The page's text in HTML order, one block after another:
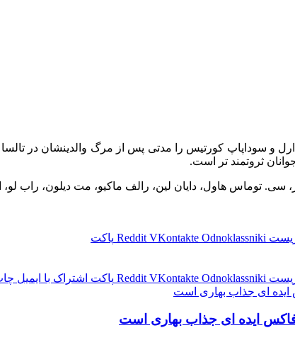
ثروتمند تر است.
Reddit VKontakte Odnoklassniki
پاکت
Reddit VKontakte Odnoklassniki پاکت اشتراک با ایمیل
ایده ای جذاب بهاری است
ایده ای جذاب بهاری است